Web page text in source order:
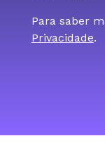
Para saber
Privacidade.